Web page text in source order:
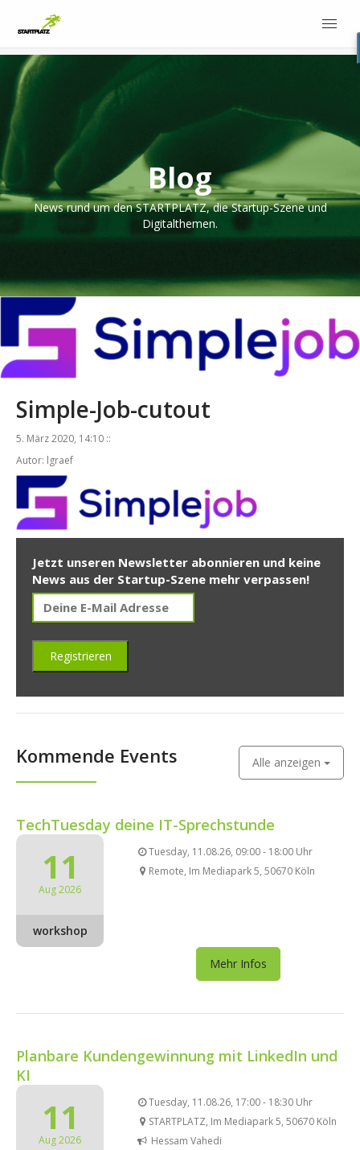
Blog
News rund um den STARTPLATZ, die Startup-Szene und
Digitalthemen.
Simple-Job-cutout
5. März 2020, 14:10 ::
Autor: lgraef
Jetzt unseren Newsletter abonnieren und keine
News aus der Startup-Szene mehr verpassen!
Kommende Events Alle anzeigen
TechTuesday deine IT-Sprechstunde
11
Aug 2026
workshop
Tuesday, 11.08.26, 09:00 - 18:00 Uhr
Remote, Im Mediapark 5, 50670 Köln
Mehr Infos
Planbare Kundengewinnung mit LinkedIn und
KI
11
Aug 2026
Tuesday, 11.08.26, 17:00 - 18:30 Uhr
STARTPLATZ, Im Mediapark 5, 50670 Köln
Hessam Vahedi